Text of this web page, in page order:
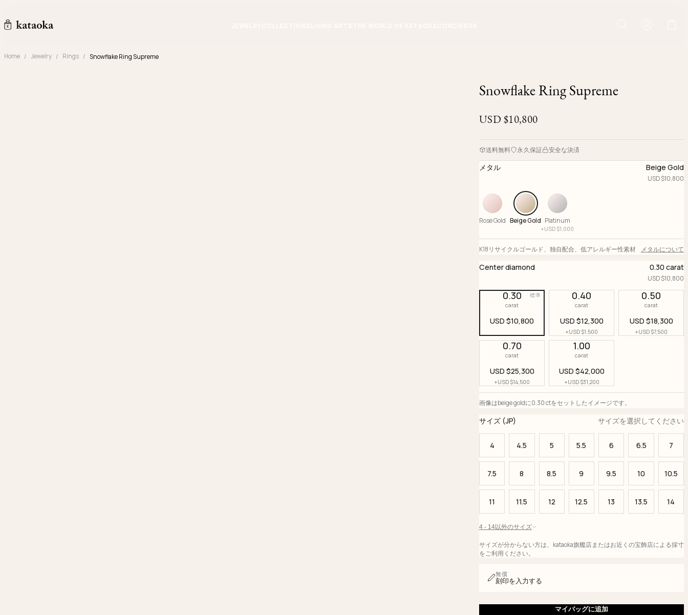
Home Jewelry Rings Snowflake Ring Supreme
Snowflake Ring Supreme
USD $10,800
送料無料 永久保証 安全な決済
メタル Beige Gold
USD $10,800
Rose Gold Beige Gold Platinum
+USD $1,000
K18リサイクルゴールド 独自配合 低アレルギー性素材 メタルについて
Center diamond 0.30 carat
USD $10,800
標準
0.30
carat
USD $10,800
0.40
carat
USD $12,300
+USD $1,500
0.50
carat
USD $18,300
+USD $7,500
0.70
carat
USD $25,300
+USD $14,500
1.00
carat
USD $42,000
+USD $31,200
画像はbeige goldに0.30 ctをセットしたイメージです。
サイズ (JP) サイズを選択してください
4 4.5 5 5.5 6 6.5 7
7.5 8 8.5 9 9.5 10 10.5
11 11.5 12 12.5 13 13.5 14
4 - 14以外のサイズ
サイズが分からない方は、kataoka旗艦店またはお近くの宝飾店による採寸
をご利用ください。
無償
刻印を入力する
マイバッグに追加